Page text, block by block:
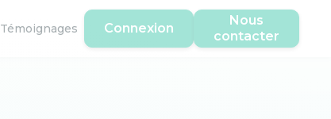
Témoignages Connexion
Nous
contacter